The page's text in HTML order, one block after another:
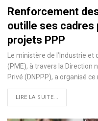
Renforcement
outille ses cadres
projets PPP
Le ministère de l’Industrie
(PME), à travers la Direction
Privé (DNPPP), a organisé ce
LIRE LA SUITE...